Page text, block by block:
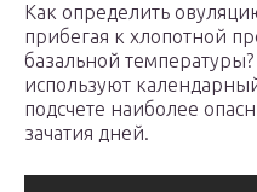
Как определить
прибегая к хлопотной
базальной
используют
подсчете наиболее
зачатия дней.